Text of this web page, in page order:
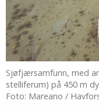
Sjøfjærsamfunn, med
stelliferum) på 450 m
Foto: Mareano /